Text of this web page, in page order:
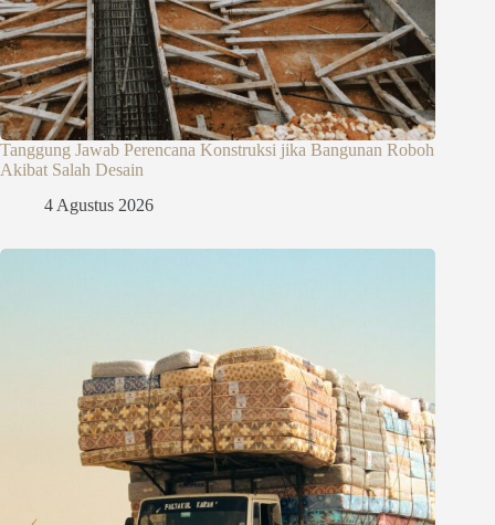
Tanggung Jawab Perencana Konstruksi jika Bangunan Roboh
Akibat Salah Desain
4 Agustus 2026